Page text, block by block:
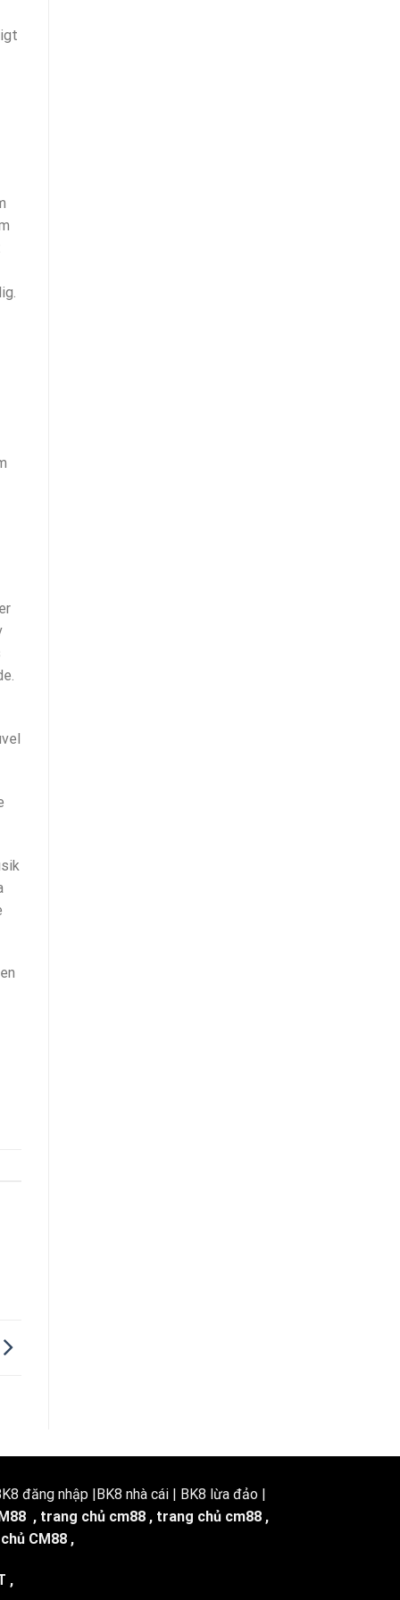
đăng nhập |BK8 nhà cái | BK8 lừa đảo |
, trang chủ cm88, trang chủ cm88,
CM88 ,
,